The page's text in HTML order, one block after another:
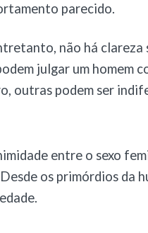
parecido.
não há
julgar um homem
outras podem ser
entre o sexo
os primórdios da